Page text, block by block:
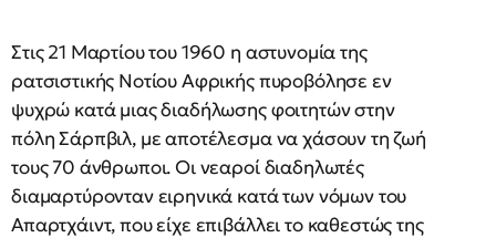
Στις 21 Μαρτίου του 1960 η αστυνομία της
ρατσιστικής Νοτίου Αφρικής πυροβόλησε εν
ψυχρώ κατά μιας διαδήλωσης φοιτητών στην
πόλη Σάρπβιλ, με αποτέλεσμα να χάσουν τη ζωή
τους 70 άνθρωποι. Οι νεαροί διαδηλωτές
διαμαρτύρονταν ειρηνικά κατά των νόμων του
Απαρτχάιντ, που είχε επιβάλλει το καθεστώς της